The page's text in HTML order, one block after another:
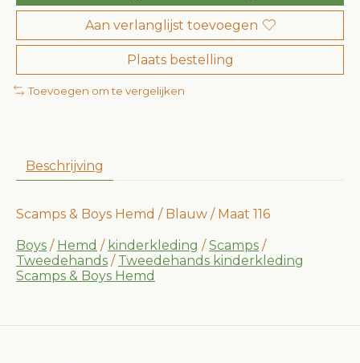
Aan verlanglijst toevoegen
Plaats bestelling
Toevoegen om te vergelijken
Beschrijving
Scamps & Boys Hemd / Blauw / Maat 116
Boys / Hemd / kinderkleding / Scamps /
Tweedehands / Tweedehands kinderkleding
Scamps & Boys Hemd